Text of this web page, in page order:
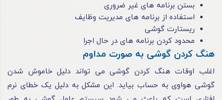
بستن برنامه های غیر ضروری
استفاده از برنامه‌ های مدیریت وظایف
ریستارت گوشی
محدود کردن برنامه‌ های در حال اجرا
هنگ کردن گوشی به صورت مداوم
اغلب اوقات هنگ کردن گوشی می ‌تواند دلیل خاموش شدن
گوشی هواوی به حساب بیاید. این مشکل به دلیل یک خطای نرم